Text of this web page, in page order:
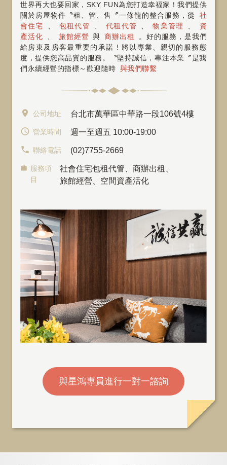
世界再大也要回家，SKY FUN為您打造幸福家！我們提供
關於房屋物件〝租、管、售〞一條龍的整合服務，從
社
會住宅
包租代管 代租代管 物業管理
資
產活化
旅館經營 與 商辦出租
。好的服務，是我們
給房東及房客最重要的承諾 ! 將以專業、親切的服務態
度，提供您高品質的服務。〝堅持誠信，專注本業〞是我
們永續經營的指標～歡迎隨時 與我們聯繫
公司地址 台北市萬華區中華路一段106號4樓
營業時間 週一至週五 10:00-19:00
聯絡電話 (02)7755-2669
服務項
目
社會住宅包租代管 、商辦出租
旅館經營、空間資產活化
與星鴻專員進行一對一諮詢